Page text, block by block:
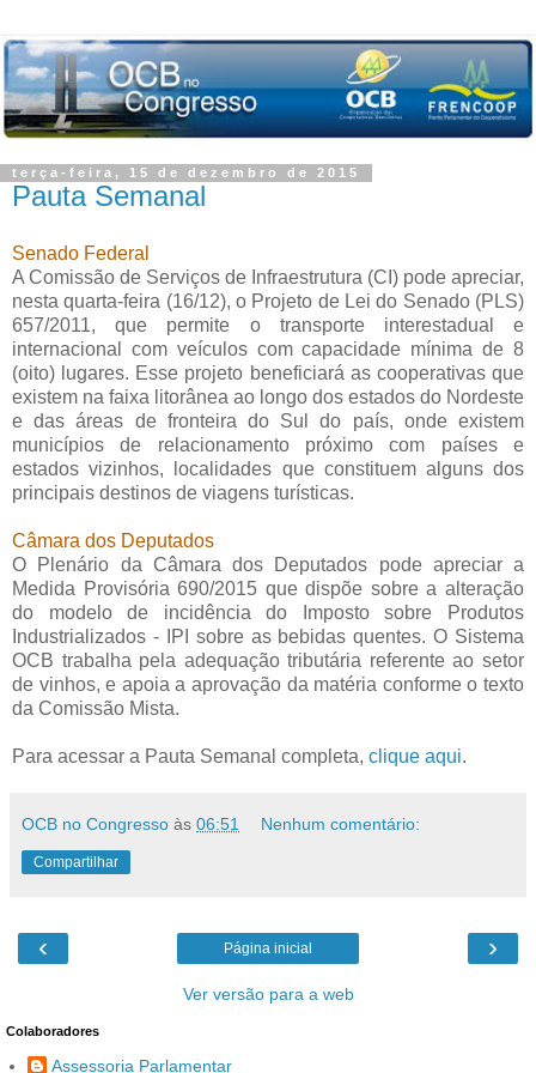
terça-feira, 15 de dezembro de 2015
Pauta Semanal
Senado Federal
A Comissão de Serviços de Infraestrutura (CI) pode apreciar,
nesta quarta-feira (16/12), o Projeto de Lei do Senado (PLS)
657/2011, que permite o transporte interestadual e
internacional com veículos com capacidade mínima de 8
(oito) lugares. Esse projeto beneficiará as cooperativas que
existem na faixa litorânea ao longo dos estados do Nordeste
e das áreas de fronteira do Sul do país, onde existem
municípios de relacionamento próximo com países e
estados vizinhos, localidades que constituem alguns dos
principais destinos de viagens turísticas.
Câmara dos Deputados
O Plenário da Câmara dos Deputados pode apreciar a
Medida Provisória 690/2015 que dispõe sobre a alteração
do modelo de incidência do Imposto sobre Produtos
Industrializados - IPI sobre as bebidas quentes. O Sistema
OCB trabalha pela adequação tributária referente ao setor
de vinhos, e apoia a aprovação da matéria conforme o texto
da Comissão Mista.
Para acessar a Pauta Semanal completa, clique aqui.
OCB no Congresso às 06:51 Nenhum comentário:
Compartilhar
‹ ›
Página inicial
Ver versão para a web
Colaboradores
Assessoria Parlamentar